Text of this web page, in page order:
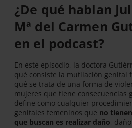
¿De qué hablan
Mª del Carmen
en el podcast?
En este episodio, la doctora
qué consiste la mutilación genital
qué se trata de una forma de
mujeres que tiene consecuencias
define como cualquier
genitales femeninos que no
que buscan es realizar daño,